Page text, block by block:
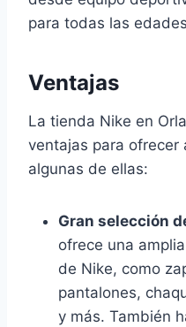
para todas las
Ventajas
La tienda Nike en
ventajas para ofrecer
algunas de ellas:
Gran selección
ofrece una
de Nike, como
pantalones,
y más. También